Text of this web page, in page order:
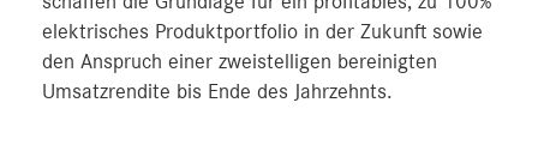
elektrisches Produktportfolio in der Zukunft sowie
den Anspruch einer zweistelligen bereinigten
Umsatzrendite bis Ende des Jahrzehnts.